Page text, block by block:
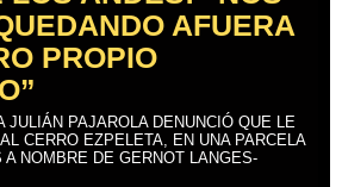
AFUERA
PROPIO
JULIÁN PAJAROLA DENUNCIÓ QUE LE
CERRO EZPELETA, EN UNA PARCELA
A NOMBRE DE GERNOT LANGES-